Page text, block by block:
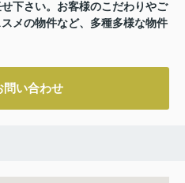
下さい。お客様のこだわりやご
メの物件など、多種多様な物件
問い合わせ